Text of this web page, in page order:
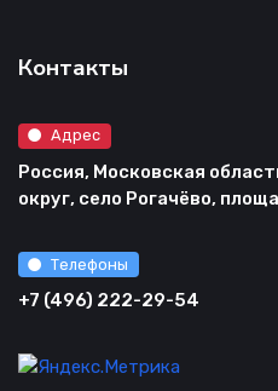
Контакты
Адрес
Россия, Московская
округ, село Рогачёво,
Телефоны
+7 (496) 222-29-54